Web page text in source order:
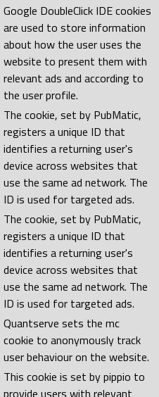
Google DoubleClick IDE cookies
are used to store information
about how the user uses the
website to present them with
relevant ads and according to
the user profile.
The cookie, set by PubMatic,
registers a unique ID that
identifies a returning user's
device across websites that
use the same ad network. The
ID is used for targeted ads.
The cookie, set by PubMatic,
registers a unique ID that
identifies a returning user's
device across websites that
use the same ad network. The
ID is used for targeted ads.
Quantserve sets the mc
cookie to anonymously track
user behaviour on the website.
This cookie is set by pippio to
provide users with relevant